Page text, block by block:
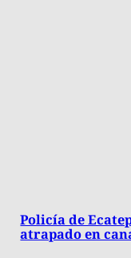
Policía de
atrapado en